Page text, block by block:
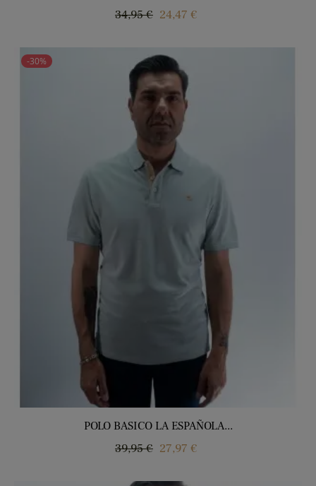
Precio
34,95 € Precio
24,47 €
-30%
POLO BASICO LA ESPAÑOLA...
Precio
39,95 € Precio
27,97 €